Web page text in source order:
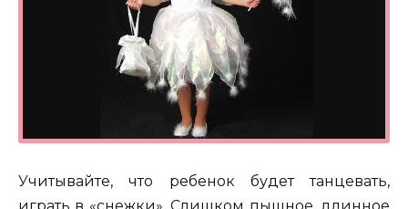
Учитывайте, что ребенок будет танцевать,
играть в «снежки». Слишком пышное, длинное